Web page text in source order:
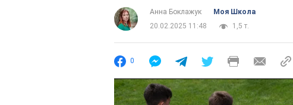
Анна Боклажук
Моя Школа
20.02.2025 11:48
1,5 т.
0